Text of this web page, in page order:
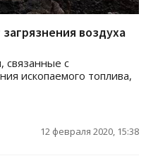
воздуха
связанные с
ископаемого топлива,
12 февраля 2020, 15:38